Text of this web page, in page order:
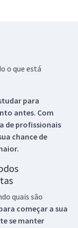
o que está
para
antes. Com
de profissionais
chance de
quais são
começar a sua
se manter